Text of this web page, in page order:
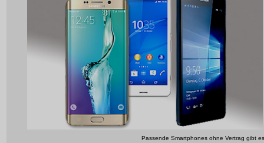
Passende Smartphones ohne Vertrag gibt es